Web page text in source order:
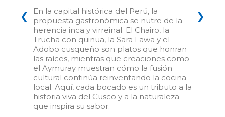
En la capital histórica del Perú, la
propuesta gastronómica se nutre de la
herencia inca y virreinal. El Chairo, la
Trucha con quinua, la Sara Lawa y el
Adobo cusqueño son platos que honran
las raíces, mientras que creaciones como
el Aymuray muestran cómo la fusión
cultural continúa reinventando la cocina
local. Aquí, cada bocado es un tributo a la
historia viva del Cusco y a la naturaleza
que inspira su sabor.
❮ ❯